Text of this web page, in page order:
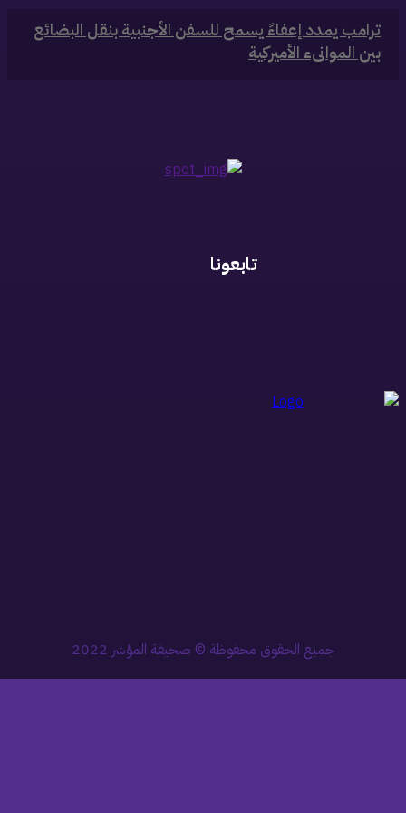
‏ترامب يمدد إعفاءً يسمح للسفن الأجنبية بنقل البضائع
بين الموانىء الأميركية
تابعونا
جميع الحقوق محفوظة © صحيفة المؤشر 2022